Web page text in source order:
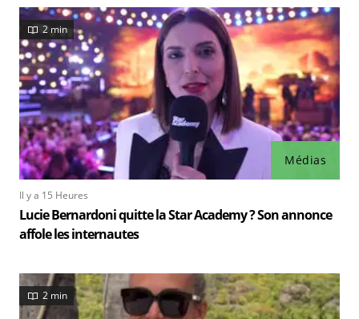
Médias
2 min
Il y a 15 Heures
Lucie Bernardoni quitte la Star Academy ? Son annonce
affole les internautes
2 min